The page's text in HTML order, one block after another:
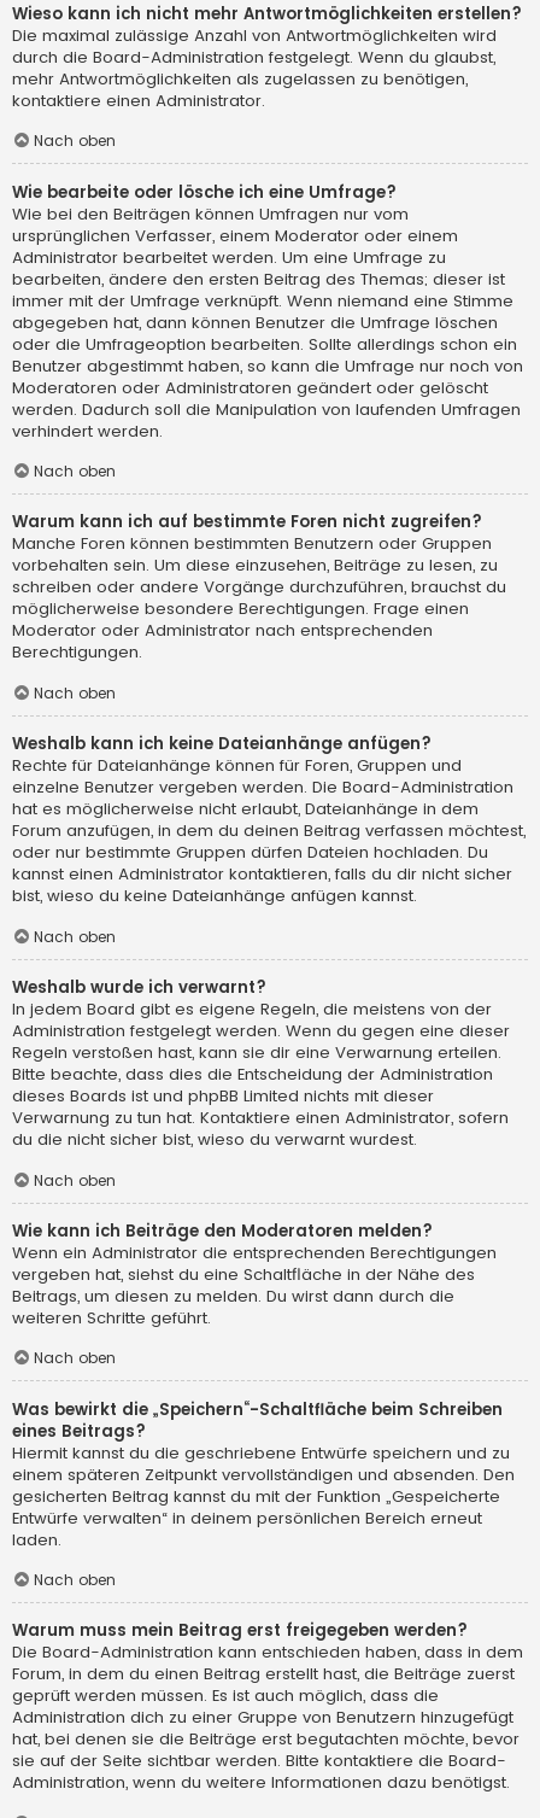
Wieso kann ich nicht mehr Antwortmöglichkeiten erstellen?
Die maximal zulässige Anzahl von Antwortmöglichkeiten wird
durch die Board-Administration festgelegt. Wenn du glaubst,
mehr Antwortmöglichkeiten als zugelassen zu benötigen,
kontaktiere einen Administrator.
Nach oben
Wie bearbeite oder lösche ich eine Umfrage?
Wie bei den Beiträgen können Umfragen nur vom
ursprünglichen Verfasser, einem Moderator oder einem
Administrator bearbeitet werden. Um eine Umfrage zu
bearbeiten, ändere den ersten Beitrag des Themas; dieser ist
immer mit der Umfrage verknüpft. Wenn niemand eine Stimme
abgegeben hat, dann können Benutzer die Umfrage löschen
oder die Umfrageoption bearbeiten. Sollte allerdings schon ein
Benutzer abgestimmt haben, so kann die Umfrage nur noch von
Moderatoren oder Administratoren geändert oder gelöscht
werden. Dadurch soll die Manipulation von laufenden Umfragen
verhindert werden.
Nach oben
Warum kann ich auf bestimmte Foren nicht zugreifen?
Manche Foren können bestimmten Benutzern oder Gruppen
vorbehalten sein. Um diese einzusehen, Beiträge zu lesen, zu
schreiben oder andere Vorgänge durchzuführen, brauchst du
möglicherweise besondere Berechtigungen. Frage einen
Moderator oder Administrator nach entsprechenden
Berechtigungen.
Nach oben
Weshalb kann ich keine Dateianhänge anfügen?
Rechte für Dateianhänge können für Foren, Gruppen und
einzelne Benutzer vergeben werden. Die Board-Administration
hat es möglicherweise nicht erlaubt, Dateianhänge in dem
Forum anzufügen, in dem du deinen Beitrag verfassen möchtest,
oder nur bestimmte Gruppen dürfen Dateien hochladen. Du
kannst einen Administrator kontaktieren, falls du dir nicht sicher
bist, wieso du keine Dateianhänge anfügen kannst.
Nach oben
Weshalb wurde ich verwarnt?
In jedem Board gibt es eigene Regeln, die meistens von der
Administration festgelegt werden. Wenn du gegen eine dieser
Regeln verstoßen hast, kann sie dir eine Verwarnung erteilen.
Bitte beachte, dass dies die Entscheidung der Administration
dieses Boards ist und phpBB Limited nichts mit dieser
Verwarnung zu tun hat. Kontaktiere einen Administrator, sofern
du die nicht sicher bist, wieso du verwarnt wurdest.
Nach oben
Wie kann ich Beiträge den Moderatoren melden?
Wenn ein Administrator die entsprechenden Berechtigungen
vergeben hat, siehst du eine Schaltfläche in der Nähe des
Beitrags, um diesen zu melden. Du wirst dann durch die
weiteren Schritte geführt.
Nach oben
Was bewirkt die „Speichern“-Schaltfläche beim Schreiben
eines Beitrags?
Hiermit kannst du die geschriebene Entwürfe speichern und zu
einem späteren Zeitpunkt vervollständigen und absenden. Den
gesicherten Beitrag kannst du mit der Funktion „Gespeicherte
Entwürfe verwalten“ in deinem persönlichen Bereich erneut
laden.
Nach oben
Warum muss mein Beitrag erst freigegeben werden?
Die Board-Administration kann entschieden haben, dass in dem
Forum, in dem du einen Beitrag erstellt hast, die Beiträge zuerst
geprüft werden müssen. Es ist auch möglich, dass die
Administration dich zu einer Gruppe von Benutzern hinzugefügt
hat, bei denen sie die Beiträge erst begutachten möchte, bevor
sie auf der Seite sichtbar werden. Bitte kontaktiere die Board-
Administration, wenn du weitere Informationen dazu benötigst.